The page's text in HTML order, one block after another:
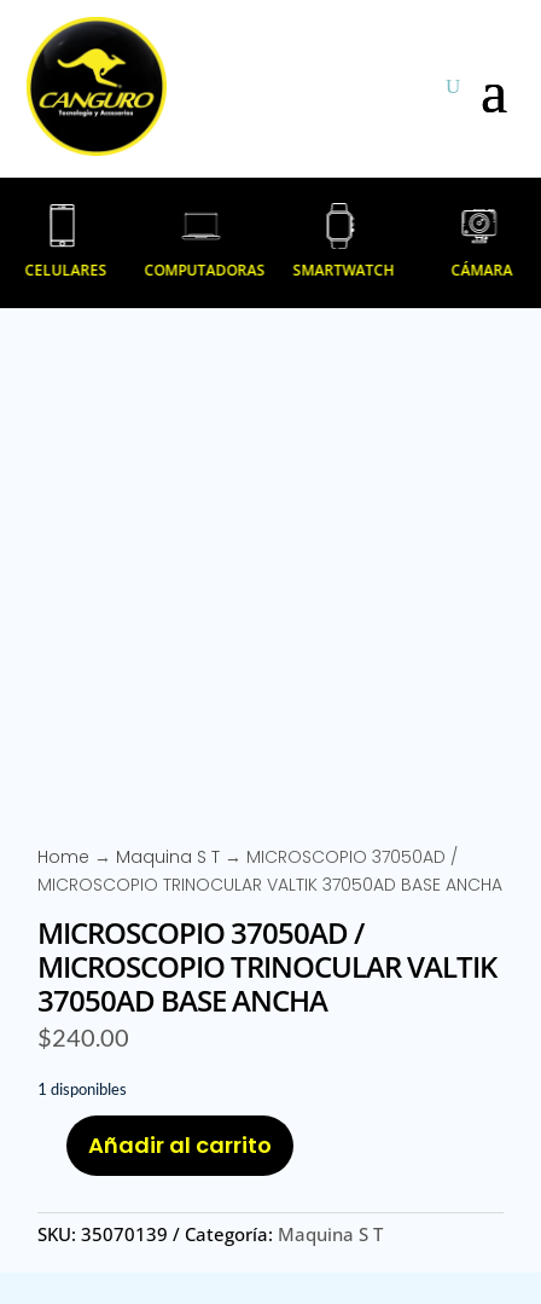
CELULARES COMPUTADORAS SMARTWATCH CÁMARA
Home → Maquina S T → MICROSCOPIO 37050AD /
MICROSCOPIO TRINOCULAR VALTIK 37050AD BASE ANCHA
MICROSCOPIO 37050AD /
MICROSCOPIO TRINOCULAR VALTIK
37050AD BASE ANCHA
$240.00
1 disponibles
MICROSCOPIO
/
MICROSCOPIO
Añadir al carrito
SKU:35070139 Categoría: Maquina S T